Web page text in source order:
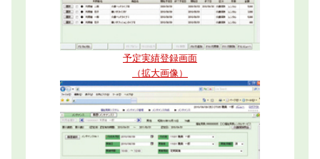
予定実績登録画面
（拡大画像）